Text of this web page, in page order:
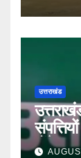
उत्तराखंड
होंगे